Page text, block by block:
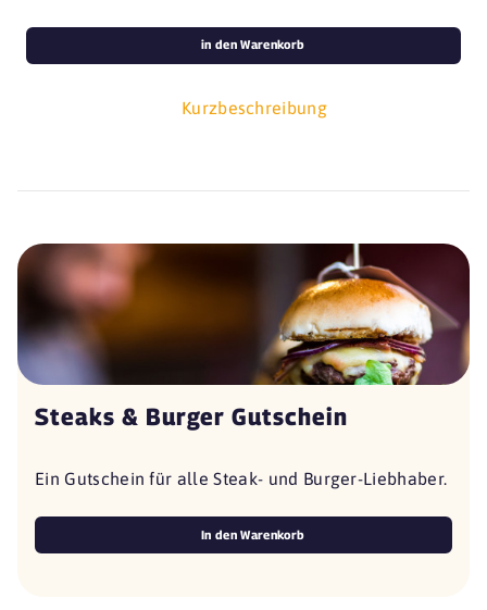
Kurzbeschreibung
in den Warenkorb
Steaks & Burger Gutschein
Ein Gutschein für alle Steak- und Burger-Liebhaber.
In den Warenkorb